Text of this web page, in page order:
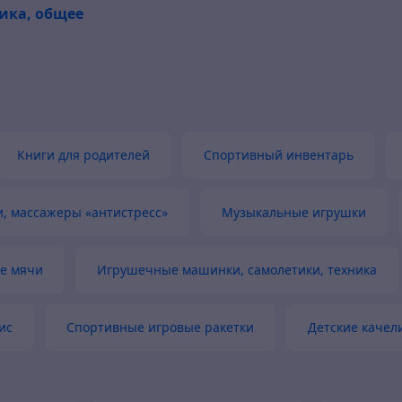
продавец
общее
Книги для родителей Спортивный инвентарь
«антистресс» Музыкальные игрушки
мячи Игрушечные машинки, самолетики, техника
Спортивные игровые ракетки Детские